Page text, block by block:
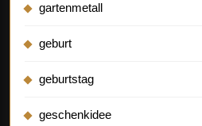
gartenmetall
geburt
geburtstag
geschenkidee